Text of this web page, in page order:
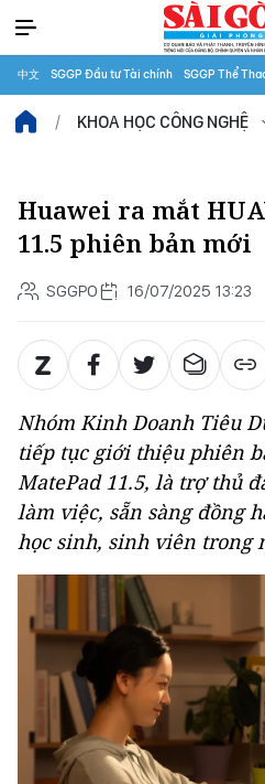
中文 SGGP Đầu tư Tài chính SGGP Thể
KHOA HỌC CÔNG NGHỆ
Huawei ra mắt
11.5 phiên bản mới
SGGPO 16/07/2025 13:23
Nhóm Kinh Doanh Tiêu
tiếp tục giới thiệu phiên
MatePad 11.5, là trợ thủ
làm việc, sẵn sàng đồng
học sinh, sinh viên trong